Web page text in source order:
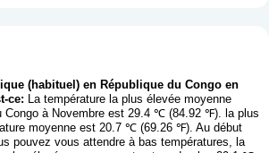
(habituel) en République du Congo en
ce: La température la plus élevée moyenne
Congo à Novembre est 29.4 ℃ (84.92 ℉). la plus
moyenne est 20.7 ℃ (69.26 ℉). Au début
pouvez vous attendre à bas températures, la